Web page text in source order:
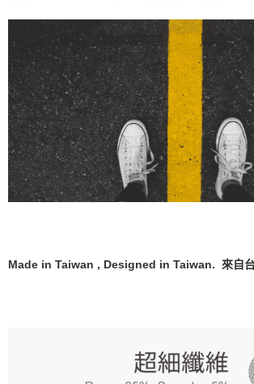
Made in Taiwan , Designed in Taiwan. 來自